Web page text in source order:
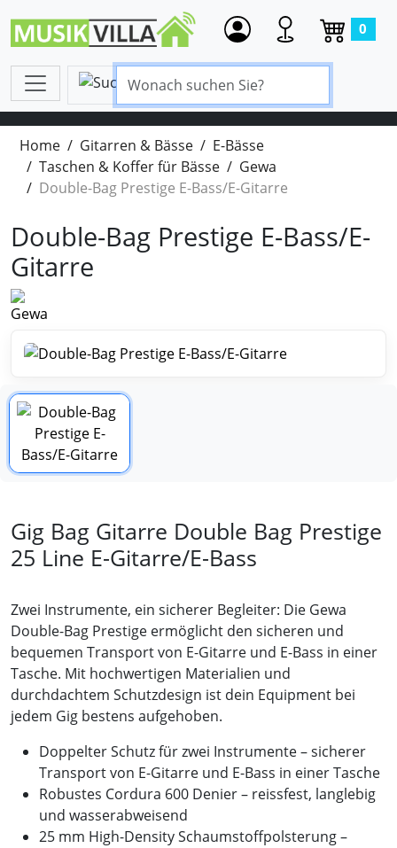
0
Home Gitarren & Bässe
E-Bässe
Taschen & Koffer für Bässe
Gewa
Double-Bag Prestige E-Bass/E-Gitarre
Double-Bag Prestige E-Bass/E-
Gitarre
Gig Bag Gitarre Double Bag Prestige
25 Line E-Gitarre/E-Bass
Zwei Instrumente, ein sicherer Begleiter: Die Gewa
Double-Bag Prestige ermöglicht den sicheren und
bequemen Transport von E-Gitarre und E-Bass in einer
Tasche. Mit hochwertigen Materialien und
durchdachtem Schutzdesign ist dein Equipment bei
jedem Gig bestens aufgehoben.
Doppelter Schutz für zwei Instrumente – sicherer
Transport von E-Gitarre und E-Bass in einer Tasche
Robustes Cordura 600 Denier – reissfest, langlebig
und wasserabweisend
25 mm High-Density Schaumstoffpolsterung –